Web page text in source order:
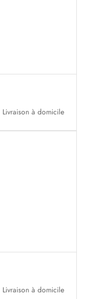
Livraison à domicile
Livraison à domicile